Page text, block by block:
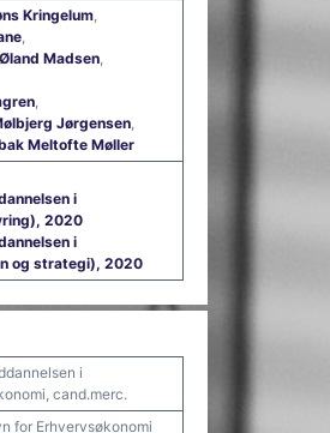
Kringelum,
,
Madsen,
,
Jørgensen,
Meltofte Møller
i
2020
i
og strategi), 2020
i
cand.merc.
for Erhvervsøkonomi